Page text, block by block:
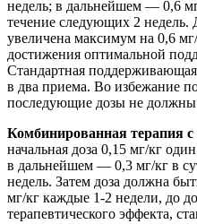
недель; в дальнейшем — 0,6
течение следующих 2 недель.
увеличена максимум на 0,6
достижения оптимальной
Стандартная
в два приема. Во избежание
последующие дозы не
Комбинированная терапия
начальная доза 0,15 мг/кг
в дальнейшем — 0,3 мг/кг в
недель. Затем доза должна
мг/кг каждые 1-2 недели, до
терапевтического эффекта,